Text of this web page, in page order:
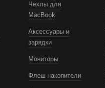
Чехлы для
MacBook
Аксессуары и
зарядки
Мониторы
Флеш-накопители